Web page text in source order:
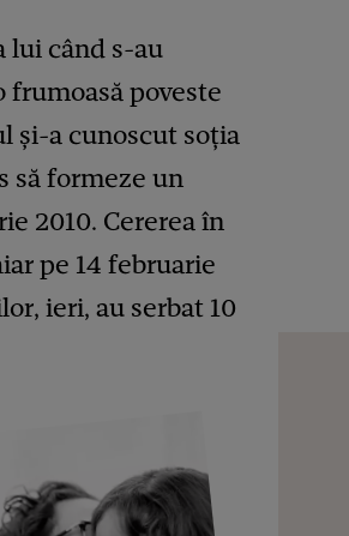
lui când s-au
poveste
și-a cunoscut soția
să formeze un
2010. Cererea în
pe 14 februarie
ieri, au serbat 10